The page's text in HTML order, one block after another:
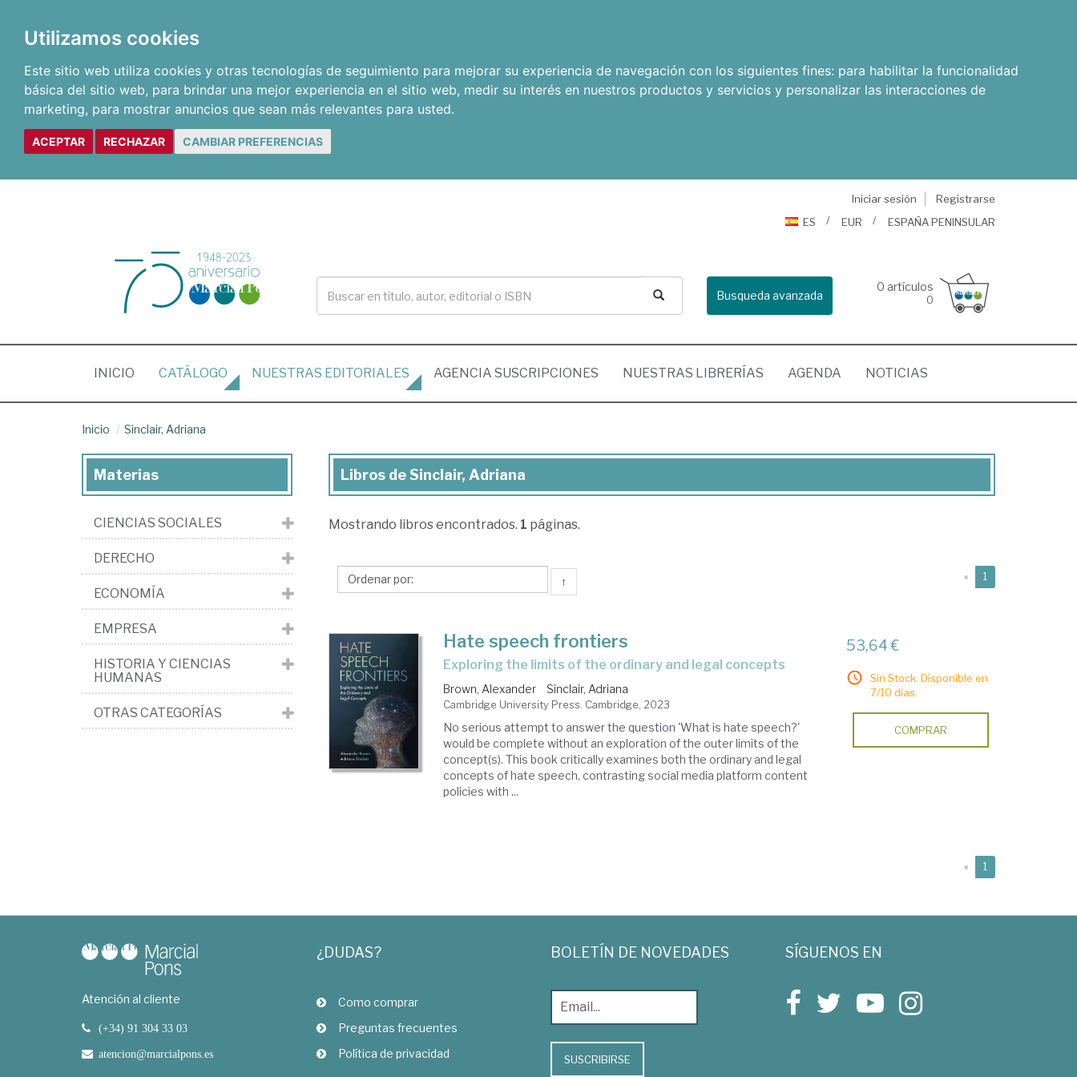
Utilizamos cookies
Este sitio web utiliza cookies y otras tecnologías de seguimiento para mejorar su experiencia de navegación con los siguientes fines: para habilitar la funcionalidad
básica del sitio web, para brindar una mejor experiencia en el sitio web, medir su interés en nuestros productos y servicios y personalizar las interacciones de
marketing, para mostrar anuncios que sean más relevantes para usted.
ACEPTAR RECHAZAR CAMBIAR PREFERENCIAS
Iniciar sesión
Registrarse
ES
EUR ESPAÑA PENINSULAR
Busqueda avanzada
0 artículos
0
INICIO (CURRENT)
CATÁLOGO NUESTRAS EDITORIALES AGENCIA SUSCRIPCIONES NUESTRAS LIBRERÍAS AGENDA NOTICIAS
Inicio Sinclair, Adriana
Libros
Sinclair,
Libros de Sinclair, Adriana
Mostrando libros encontrados. 1 páginas.
↑ « 1
Hate speech frontiers
exploring the limits of the ordinary and legal concepts
Brown, Alexander Sinclair, Adriana
Cambridge University Press. Cambridge, 2023
No serious attempt to answer the question 'What is hate speech?'
would be complete without an exploration of the outer limits of the
concept(s). This book critically examines both the ordinary and legal
concepts of hate speech, contrasting social media platform content
policies with ...
53,64 €
Sin Stock. Disponible en
7/10 días.
COMPRAR
« 1
Materias
CIENCIAS SOCIALES
DERECHO
ECONOMÍA
EMPRESA
HISTORIA Y CIENCIAS
HUMANAS
OTRAS CATEGORÍAS
Atención al cliente
(+34) 91 304 33 03
atencion@marcialpons.es
¿DUDAS?
Como comprar
Preguntas frecuentes
Política de privacidad
BOLETÍN DE NOVEDADES
SUSCRIBIRSE
SÍGUENOS EN